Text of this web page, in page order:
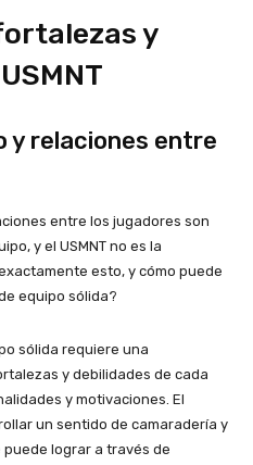
y
y relaciones entre
entre los jugadores son
y el USMNT no es la
esto, y cómo puede
equipo sólida?
sólida requiere una
y debilidades de cada
y motivaciones. El
un sentido de camaradería y
lograr a través de